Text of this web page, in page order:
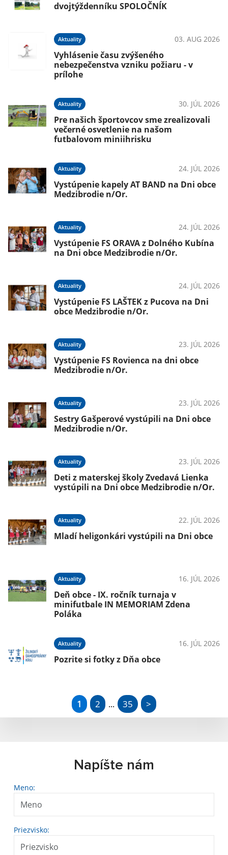
dvojtýždenníku SPOLOČNÍK
Aktuality 03. AUG 2026
Vyhlásenie času zvýšeného
nebezpečenstva vzniku požiaru - v
prílohe
Aktuality 30. JÚL 2026
Pre našich športovcov sme zrealizovali
večerné osvetlenie na našom
futbalovom miniihrisku
Aktuality 24. JÚL 2026
Vystúpenie kapely AT BAND na Dni obce
Medzibrodie n/Or.
Aktuality 24. JÚL 2026
Vystúpenie FS ORAVA z Dolného Kubína
na Dni obce Medzibrodie n/Or.
Aktuality 24. JÚL 2026
Vystúpenie FS LAŠTEK z Pucova na Dni
obce Medzibrodie n/Or.
Aktuality 23. JÚL 2026
Vystúpenie FS Rovienca na dni obce
Medzibrodie n/Or.
Aktuality 23. JÚL 2026
Sestry Gašperové vystúpili na Dni obce
Medzibrodie n/Or.
Aktuality 23. JÚL 2026
Deti z materskej školy Zvedavá Lienka
vystúpili na Dni obce Medzibrodie n/Or.
Aktuality 22. JÚL 2026
Mladí heligonkári vystúpili na Dni obce
Aktuality 16. JÚL 2026
Deň obce - IX. ročník turnaja v
minifutbale IN MEMORIAM Zdena
Poláka
Aktuality 16. JÚL 2026
Pozrite si fotky z Dňa obce
1 2 ... 35 >
Napíšte nám
Meno:
Priezvisko: